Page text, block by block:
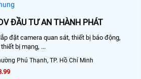
ĐẦU TƯ AN THÀNH PHÁT
đặt camera quan sát, thiết bị báo động,
bị mạng, ...
Phú Thạnh, TP. Hồ Chí Minh